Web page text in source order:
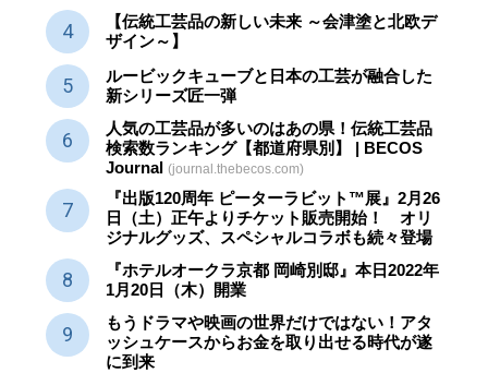
【伝統工芸品の新しい未来 ～会津塗と北欧デ
ザイン～】
ルービックキューブと日本の工芸が融合した
新シリーズ匠一弾
人気の工芸品が多いのはあの県！伝統工芸品
検索数ランキング【都道府県別】 | BECOS
Journal (journal.thebecos.com)
『出版120周年 ピーターラビット™展』2月26
日（土）正午よりチケット販売開始！ オリ
ジナルグッズ、スペシャルコラボも続々登場
『ホテルオークラ京都 岡崎別邸』本日2022年
1月20日（木）開業
もうドラマや映画の世界だけではない！アタ
ッシュケースからお金を取り出せる時代が遂
に到来